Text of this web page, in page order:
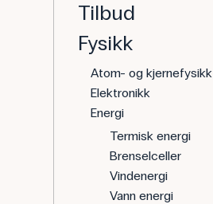
Tilbud
Fysikk
Atom- og kjernefysikk
Elektronikk
Energi
Termisk energi
Brenselceller
Vindenergi
Vann energi